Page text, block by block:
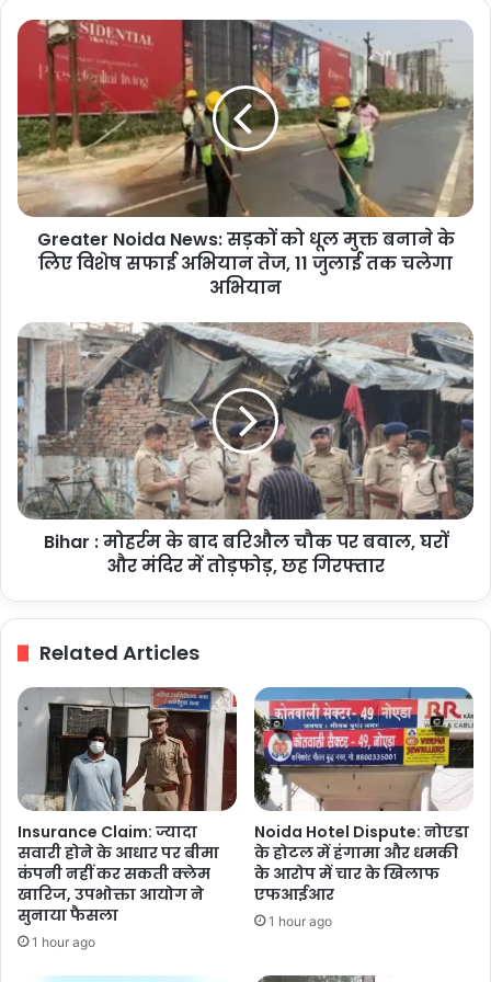
Greater
Noida
News:
को
धूल
मुक्त
बनाने
के
विशेष
तेज,
11
जुलाई
तक
चलेगा
अभियान
Greater Noida News: सड़कों को धूल मुक्त बनाने के
लिए विशेष सफाई अभियान तेज, 11 जुलाई तक चलेगा
अभियान
Bihar
:
मोहर्रम
के
बाद
बरिऔल
चौक
पर
बवाल,
Bihar : मोहर्रम के बाद बरिऔल चौक पर बवाल, घरों
और मंदिर में तोड़फोड़, छह गिरफ्तार
Related Articles
Insurance Claim: ज्यादा
सवारी होने के आधार पर बीमा
कंपनी नहीं कर सकती क्लेम
खारिज, उपभोक्ता आयोग ने
सुनाया फैसला
1 hour ago
Noida Hotel Dispute: नोएडा
के होटल में हंगामा और धमकी
के आरोप में चार के खिलाफ
एफआईआर
1 hour ago